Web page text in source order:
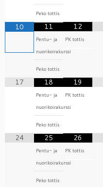
Peko tottis
10 11
Pentu- ja
nuorikoirakurssi
Peko tottis
12
PK tottis
17 18
Pentu- ja
nuorikoirakurssi
Peko tottis
19
PK tottis
24 25
Pentu- ja
nuorikoirakurssi
Peko tottis
26
PK tottis